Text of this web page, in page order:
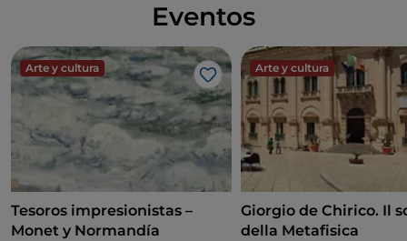
Eventos
Arte y cultura
Me gusta
Tesoros impresionistas –
Monet y Normandía
Arte y cultura
Giorgio de Chirico. Il
della Metafisica